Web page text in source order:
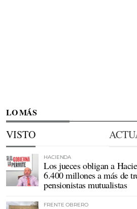
LO MÁS
VISTO
HACIENDA
Los jueces obligan a
6.400 millones a más de
pensionistas mutualistas
FRENTE OBRERO